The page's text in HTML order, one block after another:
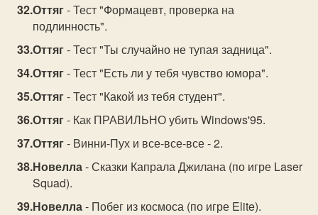
Оттяг- Тест "Формацевт, проверка на
подлинность".
Оттяг- Тест "Ты случайно не тупая задница".
Оттяг- Тест "Есть ли у тебя чувство юмора".
Оттяг- Тест "Какой из тебя студент".
Оттяг- Как ПРАВИЛЬНО убить Windows'95.
Оттяг- Винни-Пух и все-все-все - 2.
Новелла- Сказки Капрала Джилана (по игре Laser
Squad).
Новелла- Побег из космоса (по игре Elite).